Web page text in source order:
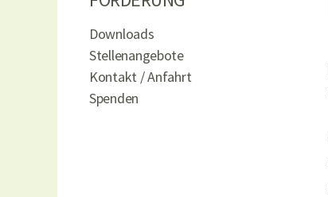
Downloads
Stellenangebote
Kontakt / Anfahrt
Spenden